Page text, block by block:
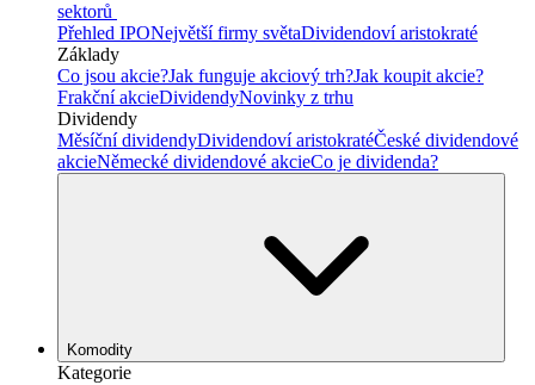
sektorů
Přehled IPONejvětší firmy světaDividendoví aristokraté
Základy
Co jsou akcie?Jak funguje akciový trh?Jak koupit akcie?
Frakční akcieDividendyNovinky z trhu
Dividendy
Měsíční dividendyDividendoví aristokratéČeské dividendové
akcieNěmecké dividendové akcieCo je dividenda?
Komodity
Kategorie